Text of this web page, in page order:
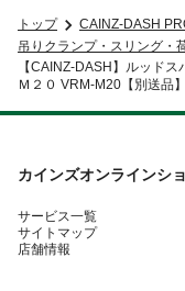
トップ CAINZ-DASH
吊りクランプ・スリング・
【CAINZ-DASH】ルッド
Ｍ２０ VRM-M20【別送品】
カインズオンラインシ
サービス一覧
サイトマップ
店舗情報